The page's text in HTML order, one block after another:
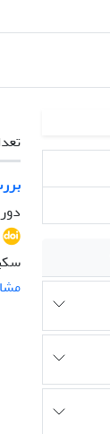
دوره 13، شماره 31،